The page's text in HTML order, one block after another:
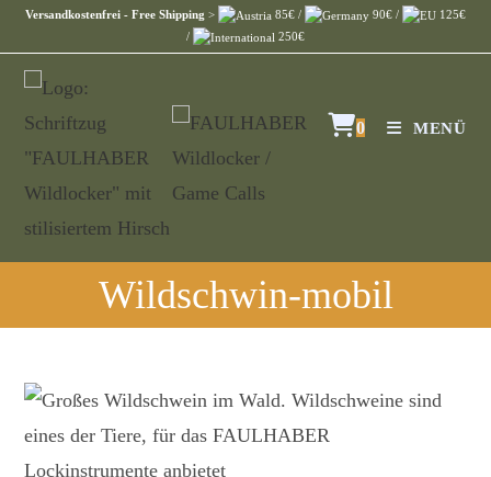
Versandkostenfrei - Free Shipping > 85€ / 90€ /
125€
/
250€
0 MENÜ
Wildschwin-mobil